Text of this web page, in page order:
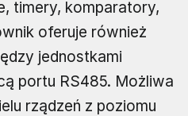
timery, komparatory,
oferuje również
jednostkami
portu RS485. Możliwa
rządzeń z poziomu